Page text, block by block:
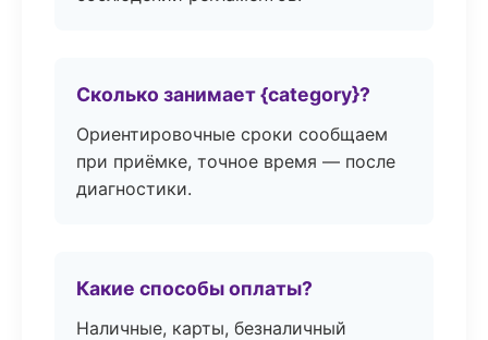
Сколько занимает {category}?
Ориентировочные сроки сообщаем
при приёмке, точное время — после
диагностики.
Какие способы оплаты?
Наличные, карты, безналичный